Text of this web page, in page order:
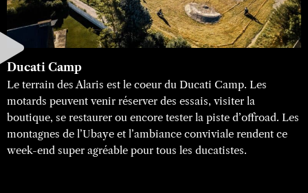
Ducati Camp
Le terrain des Alaris est le coeur du Ducati Camp. Les
motards peuvent venir réserver des essais, visiter la
boutique, se restaurer ou encore tester la piste d’offroad. Les
montagnes de l’Ubaye et l’ambiance conviviale rendent ce
week-end super agréable pour tous les ducatistes.